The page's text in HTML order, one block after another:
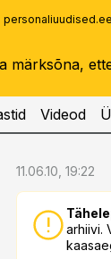
personaliuudised.ee
Videod
11.06.10, 19:22
arhiivi.